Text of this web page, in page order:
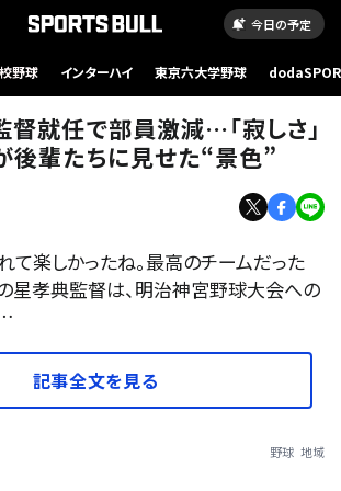
今日の予定
野球 インターハイ 東京六大学野球
就任で部員激減…「寂しさ」
後輩たちに見せた“景色”
て楽しかったね。最高のチームだった
星孝典監督は、明治神宮野球大会への
記事全文を見る
野球 地域